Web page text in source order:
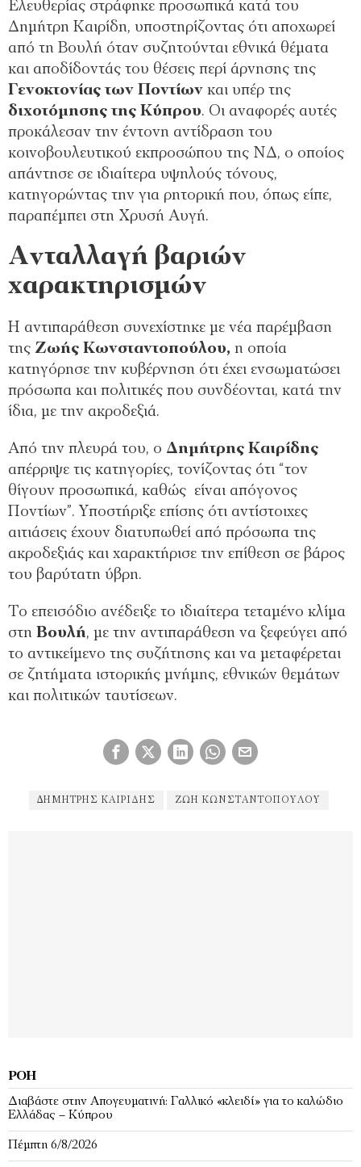
Ελευθερίας στράφηκε προσωπικά κατά του
Δημήτρη Καιρίδη, υποστηρίζοντας ότι αποχωρεί
από τη Βουλή όταν συζητούνται εθνικά θέματα
και αποδίδοντάς του θέσεις περί άρνησης της
Γενοκτονίας των Ποντίων και υπέρ της
διχοτόμησης της Κύπρου. Οι αναφορές αυτές
προκάλεσαν την έντονη αντίδραση του
κοινοβουλευτικού εκπροσώπου της ΝΔ, ο οποίος
απάντησε σε ιδιαίτερα υψηλούς τόνους,
κατηγορώντας την για ρητορική που, όπως είπε,
παραπέμπει στη Χρυσή Αυγή.
Ανταλλαγή βαριών
χαρακτηρισμών
Η αντιπαράθεση συνεχίστηκε με νέα παρέμβαση
της Ζωής Κωνσταντοπούλου, η οποία
κατηγόρησε την κυβέρνηση ότι έχει ενσωματώσει
πρόσωπα και πολιτικές που συνδέονται, κατά την
ίδια, με την ακροδεξιά.
Από την πλευρά του, ο Δημήτρης Καιρίδης
απέρριψε τις κατηγορίες, τονίζοντας ότι “τον
θίγουν προσωπικά, καθώς είναι απόγονος
Ποντίων”. Υποστήριξε επίσης ότι αντίστοιχες
αιτιάσεις έχουν διατυπωθεί από πρόσωπα της
ακροδεξιάς και χαρακτήρισε την επίθεση σε βάρος
του βαρύτατη ύβρη.
Το επεισόδιο ανέδειξε το ιδιαίτερα τεταμένο κλίμα
στη Βουλή, με την αντιπαράθεση να ξεφεύγει από
το αντικείμενο της συζήτησης και να μεταφέρεται
σε ζητήματα ιστορικής μνήμης, εθνικών θεμάτων
και πολιτικών ταυτίσεων.
∆ΗΜΉΤΡΗΣ ΚΑΙΡΊΔΗΣ ΖΩΉ ΚΩΝΣΤΑΝΤΟΠΟΎΛΟΥ
ΡΟΉ
Διαβάστε στην Απογευματινή: Γαλλικό «κλειδί» για το καλώδιο
Ελλάδας – Κύπρου
Πέμπτη 6/8/2026